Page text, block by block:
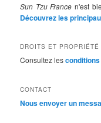
Sun Tzu France n'est
Découvrez les
DROITS ET PROPRIÉTÉ
Consultez les
CONTACT
Nous envoyer un